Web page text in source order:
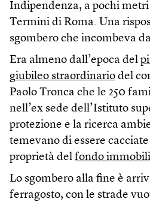
Indipendenza, a pochi
Termini di Roma. Una
sgombero che incombeva
Era almeno dall’epoca del
giubileo straordinario del
Paolo Tronca che le 250
nell’ex sede dell’Istituto
protezione e la ricerca
temevano di essere
proprietà del fondo
Lo sgombero alla fine è
ferragosto, con le strade